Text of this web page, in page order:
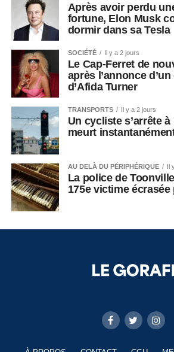
Après avoir perdu
fortune, Elon Musk
dormir dans sa Tesla
SOCIÉTÉ Il y a 2 jours
Le Cap-Ferret de
après l’annonce
d’Afida Turner
TRANSPORTS Il y a 2 jours
Un cycliste s’arrête
meurt
AU DELÀ DU PÉRIPHÉRIQUE Il
La police de
175e victime